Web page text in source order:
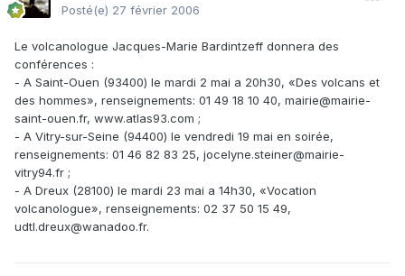
Posté(e) 27 février 2006
Le volcanologue Jacques-Marie Bardintzeff donnera des
conférences :
- A Saint-Ouen (93400) le mardi 2 mai a 20h30, «Des volcans et
des hommes», renseignements: 01 49 18 10 40, mairie@mairie-
saint-ouen.fr, www.atlas93.com ;
- A Vitry-sur-Seine (94400) le vendredi 19 mai en soirée,
renseignements: 01 46 82 83 25, jocelyne.steiner@mairie-
vitry94.fr ;
- A Dreux (28100) le mardi 23 mai a 14h30, «Vocation
volcanologue», renseignements: 02 37 50 15 49,
udtl.dreux@wanadoo.fr.